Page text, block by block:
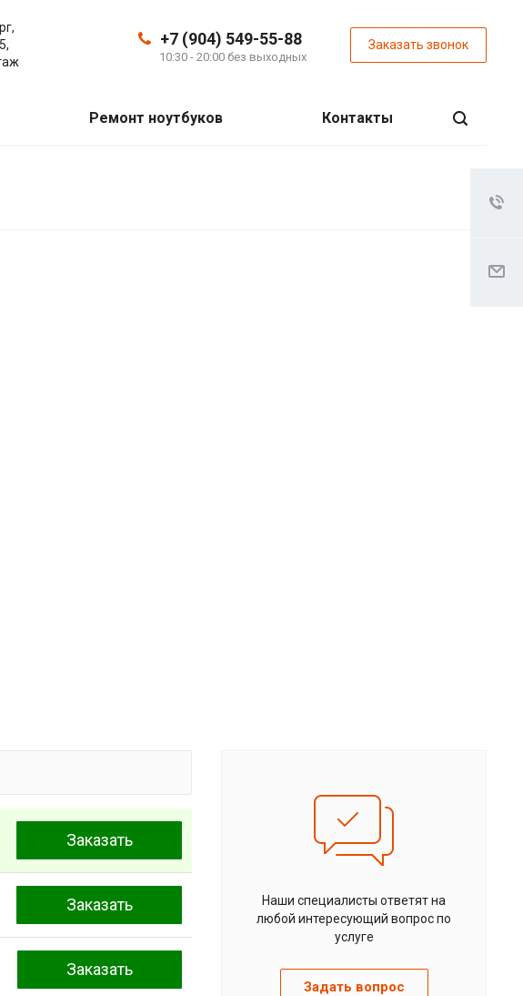
+7 (904) 549-55-88
10:30 - 20:00 без выходных
Заказать звонок
Ремонт ноутбуков Контакты
Заказать
Заказать
Заказать
Наши специалисты ответят на
любой интересующий вопрос по
услуге
Задать вопрос